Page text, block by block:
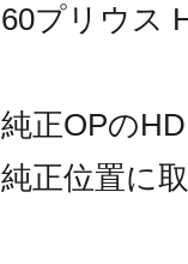
60プリウス
純正OPの
純正位置に